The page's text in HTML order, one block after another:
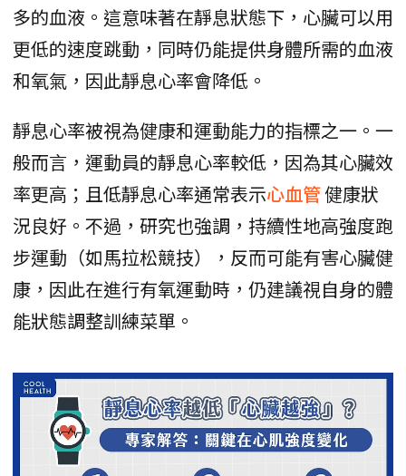
多的血液。這意味著在靜息狀態下，心臟可以用
更低的速度跳動，同時仍能提供身體所需的血液
和氧氣，因此靜息心率會降低。
靜息心率被視為健康和運動能力的指標之一。一
般而言，運動員的靜息心率較低，因為其心臟效
率更高；且低靜息心率通常表示心血管健康狀
況良好。不過，研究也強調，持續性地高強度跑
步運動（如馬拉松競技），反而可能有害心臟健
康，因此在進行有氧運動時，仍建議視自身的體
能狀態調整訓練菜單。